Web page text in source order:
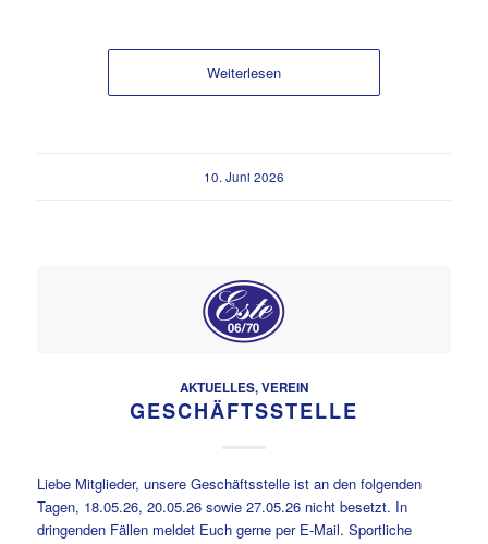
Weiterlesen
10. Juni 2026
AKTUELLES,VEREIN
GESCHÄFTSSTELLE
Liebe Mitglieder, unsere Geschäftsstelle ist an den folgenden
Tagen, 18.05.26, 20.05.26 sowie 27.05.26 nicht besetzt. In
dringenden Fällen meldet Euch gerne per E-Mail. Sportliche